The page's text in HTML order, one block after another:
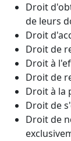
Droit
de leurs
Droit
Droit de
Droit à
Droit de
Droit à la
Droit de
Droit de